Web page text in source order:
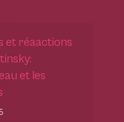
et réaactions
et les